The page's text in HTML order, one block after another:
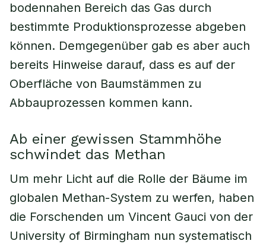
bodennahen Bereich das Gas durch
bestimmte Produktionsprozesse abgeben
können. Demgegenüber gab es aber auch
bereits Hinweise darauf, dass es auf der
Oberfläche von Baumstämmen zu
Abbauprozessen kommen kann.
Ab einer gewissen Stammhöhe
schwindet das Methan
Um mehr Licht auf die Rolle der Bäume im
globalen Methan-System zu werfen, haben
die Forschenden um Vincent Gauci von der
University of Birmingham nun systematisch